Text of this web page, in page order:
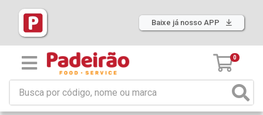
Baixe já nosso APP
0